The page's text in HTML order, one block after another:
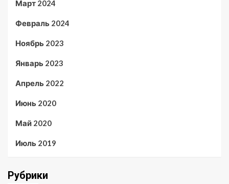
Март 2024
Февраль 2024
Ноябрь 2023
Январь 2023
Апрель 2022
Июнь 2020
Май 2020
Июль 2019
Рубрики